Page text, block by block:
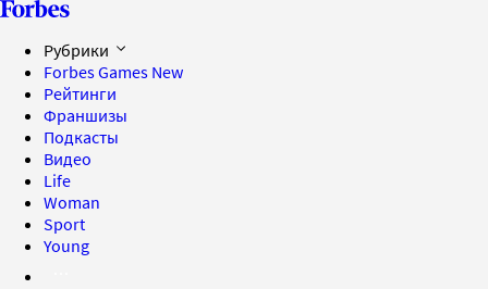
Рубрики
Forbes Games New
Рейтинги
Франшизы
Подкасты
Видео
Life
Woman
Sport
Young